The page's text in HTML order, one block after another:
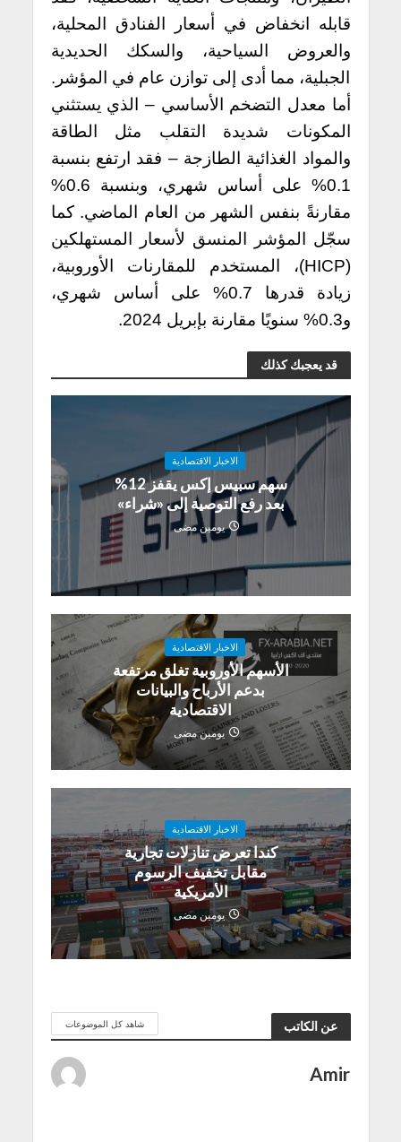
قابله انخفاض في أسعار الفنادق المحلية،
والعروض السياحية، والسكك الحديدية
الجبلية، مما أدى إلى توازن عام في المؤشر.
أما معدل التضخم الأساسي – الذي يستثني
المكونات شديدة التقلب مثل الطاقة
والمواد الغذائية الطازجة – فقد ارتفع بنسبة
0.1% على أساس شهري، وبنسبة 0.6%
مقارنةً بنفس الشهر من العام الماضي. كما
سجّل المؤشر المنسق لأسعار المستهلكين
(HICP)، المستخدم للمقارنات الأوروبية،
زيادة قدرها 0.7% على أساس شهري،
و0.3% سنويًا مقارنة بإبريل 2024.
قد يعجبك كذلك
الاخبار الاقتصادية
سهم سبيس إكس يقفز 12%
بعد رفع التوصية إلى «شراء»
يومين مضى
الاخبار الاقتصادية
الأسهم الأوروبية تغلق مرتفعة
بدعم الأرباح والبيانات
الاقتصادية
يومين مضى
الاخبار الاقتصادية
كندا تعرض تنازلات تجارية
مقابل تخفيف الرسوم
الأمريكية
يومين مضى
عن الكاتب شاهد كل الموضوعات
Amir